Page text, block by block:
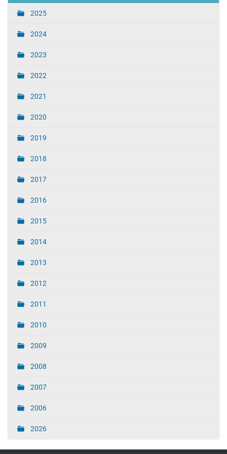
2025
2024
2023
2022
2021
2020
2019
2018
2017
2016
2015
2014
2013
2012
2011
2010
2009
2008
2007
2006
2026